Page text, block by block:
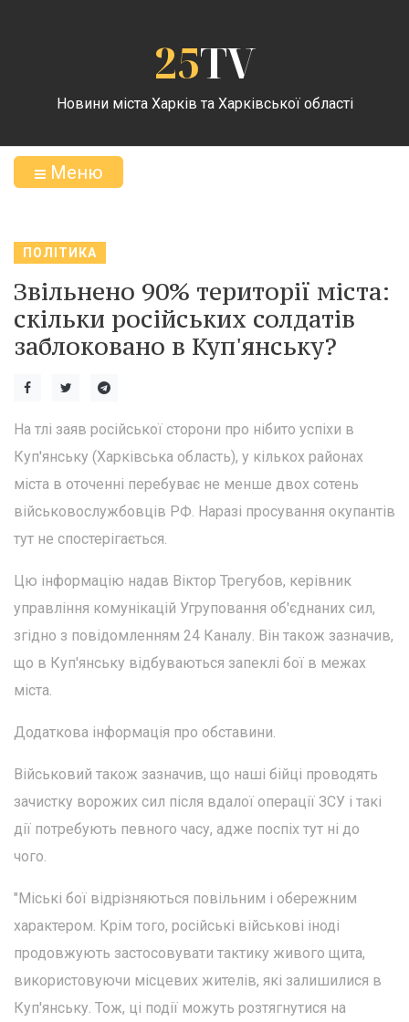
25TV
Новини міста Харків та Харківської області
Меню
ПОЛІТИКА
Звільнено 90% території міста:
скільки російських солдатів
заблоковано в Куп'янську?
На тлі заяв російської сторони про нібито успіхи в
Куп'янську (Харківська область), у кількох районах
міста в оточенні перебуває не менше двох сотень
військовослужбовців РФ. Наразі просування окупантів
тут не спостерігається.
Цю інформацію надав Віктор Трегубов, керівник
управління комунікацій Угруповання об'єднаних сил,
згідно з повідомленням 24 Каналу. Він також зазначив,
що в Куп'янську відбуваються запеклі бої в межах
міста.
Додаткова інформація про обставини.
Військовий також зазначив, що наші бійці проводять
зачистку ворожих сил після вдалої операції ЗСУ і такі
дії потребують певного часу, адже поспіх тут ні до
чого.
"Міські бої відрізняються повільним і обережним
характером. Крім того, російські військові іноді
продовжують застосовувати тактику живого щита,
використовуючи місцевих жителів, які залишилися в
Куп'янську. Тож, ці події можуть розтягнутися на